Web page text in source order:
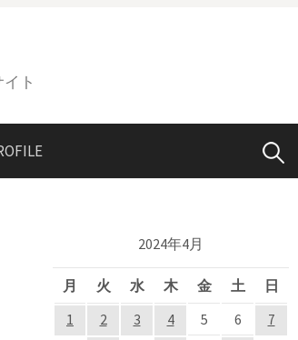
ト
検
2024年4月
月 火 水 木 金 土 日
1 2 3 4 5 6
7